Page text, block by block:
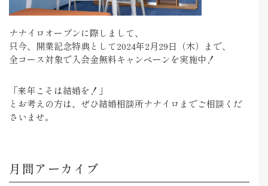
ナナイロオープンに際しまして、
只今、開業記念特典として2024年2月29日（木）まで、
全コース対象で入会金無料キャンペーンを実施中！
「来年こそは結婚を！」
とお考えの方は、ぜひ結婚相談所ナナイロまでご相談くだ
さいませ。
月間アーカイブ